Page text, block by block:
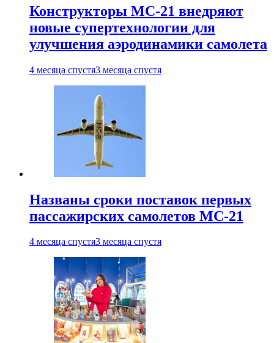
Конструкторы МС-21 внедряют
новые супертехнологии для
улучшения аэродинамики самолета
4 месяца спустя3 месяца спустя
Названы сроки поставок первых
пассажирских самолетов МС-21
4 месяца спустя3 месяца спустя